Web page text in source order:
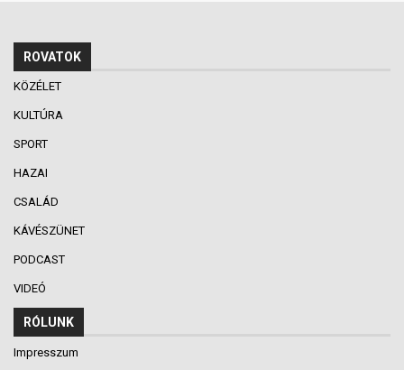
ROVATOK
KÖZÉLET
KULTÚRA
SPORT
HAZAI
CSALÁD
KÁVÉSZÜNET
PODCAST
VIDEÓ
RÓLUNK
Impresszum